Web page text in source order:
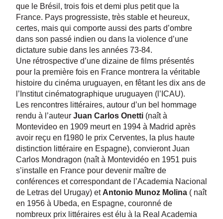
que le Brésil, trois fois et demi plus petit que la
France. Pays progressiste, très stable et heureux,
certes, mais qui comporte aussi des parts d’ombre
dans son passé indien ou dans la violence d’une
dictature subie dans les années 73-84.
Une rétrospective d’une dizaine de films présentés
pour la première fois en France montrera la véritable
histoire du cinéma uruguayen, en fêtant les dix ans de
l’Institut cinématographique uruguayen (l’ICAU).
Les rencontres littéraires, autour d’un bel hommage
rendu à l’auteur Juan Carlos Onetti (naît à
Montevideo en 1909 meurt en 1994 à Madrid après
avoir reçu en f1980 le prix Cerventes, la plus haute
distinction littéraire en Espagne), convieront Juan
Carlos Mondragon (naît à Montevidéo en 1951 puis
s’installe en France pour devenir maître de
conférences et correspondant de l’Academia Nacional
de Letras del Urugay) et Antonio Munoz Molina ( naît
en 1956 à Ubeda, en Espagne, couronné de
nombreux prix littéraires est élu à la Real Academia